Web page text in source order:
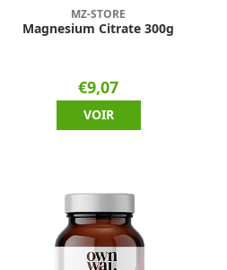
MZ-STORE
Magnesium Citrate 300g
€9,07
VOIR